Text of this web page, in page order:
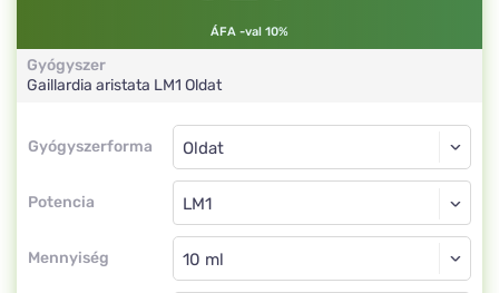
ÁFA -val 10%
Gyógyszer
Gaillardia aristata LM1 Oldat
Gyógyszerforma
Gyógyszerforma
Potencia
Oldat
LM1
Mennyiség
Oldat